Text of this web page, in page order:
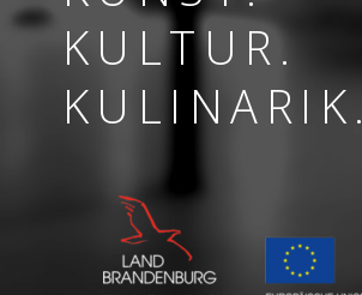
KULTUR.
KULINARIK.